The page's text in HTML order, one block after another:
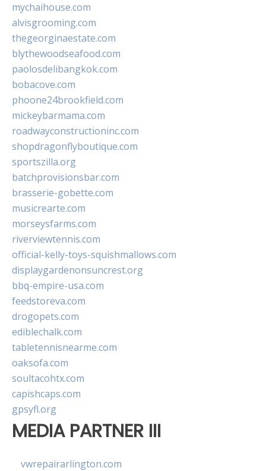
mychaihouse.com
alvisgrooming.com
thegeorginaestate.com
blythewoodseafood.com
paolosdelibangkok.com
bobacove.com
phoone24brookfield.com
mickeybarmama.com
roadwayconstructioninc.com
shopdragonflyboutique.com
sportszilla.org
batchprovisionsbar.com
brasserie-gobette.com
musicrearte.com
morseysfarms.com
riverviewtennis.com
official-kelly-toys-squishmallows.com
displaygardenonsuncrest.org
bbq-empire-usa.com
feedstoreva.com
drogopets.com
ediblechalk.com
tabletennisnearme.com
oaksofa.com
soultacohtx.com
capishcaps.com
gpsyfl.org
MEDIA PARTNER III
vwrepairarlington.com